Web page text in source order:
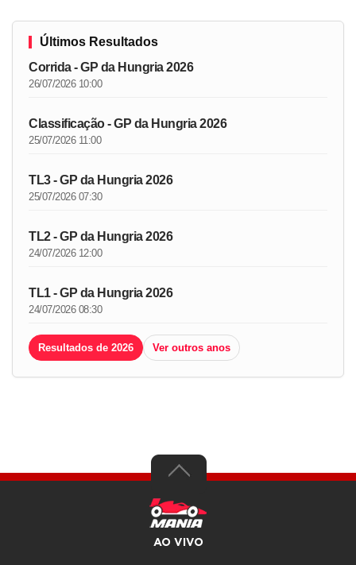
Últimos Resultados
Corrida - GP da Hungria 2026
26/07/2026 10:00
Classificação - GP da Hungria 2026
25/07/2026 11:00
TL3 - GP da Hungria 2026
25/07/2026 07:30
TL2 - GP da Hungria 2026
24/07/2026 12:00
TL1 - GP da Hungria 2026
24/07/2026 08:30
Resultados de 2026 Ver outros anos
AO VIVO